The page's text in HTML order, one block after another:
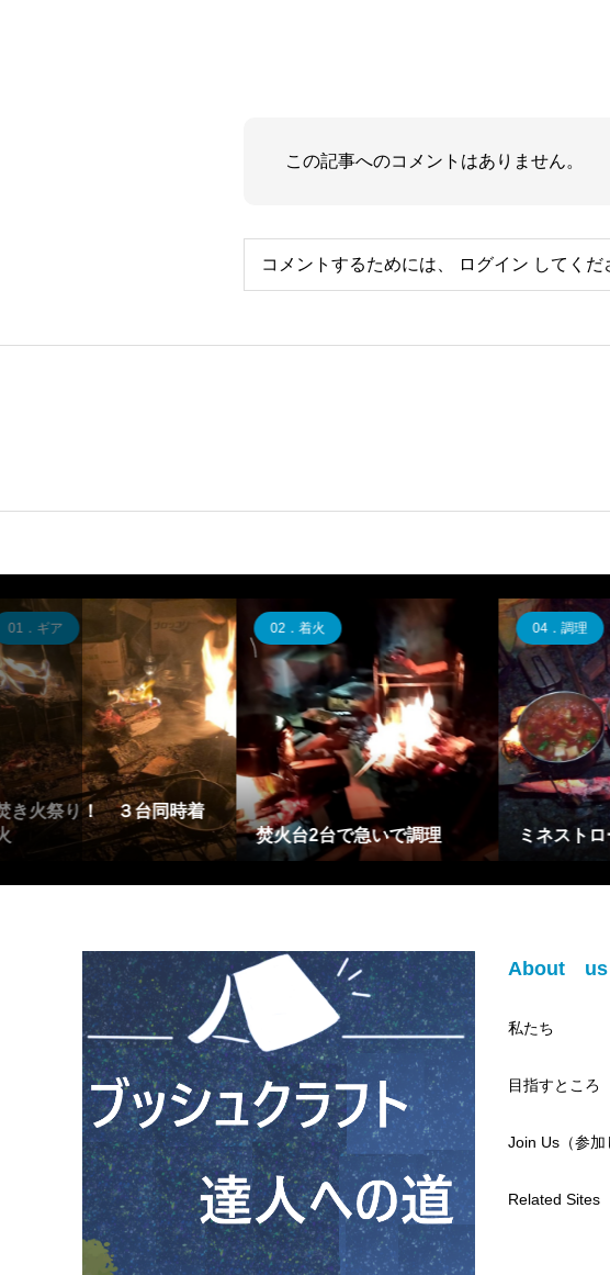
この記事へのコメントはありません。
コメントするためには、 ログイン してくだ
04．調理
ミネストローネ
02．着火
着火した！
About us
私たち
目指すところ
Join Us（参加
Related Sites